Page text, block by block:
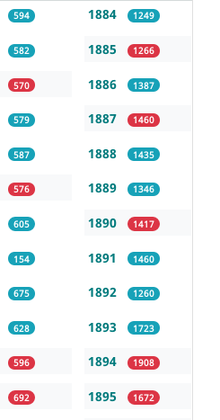
594
582
570
579
587
576
605
154
675
628
596
692
1884 1249
1885 1266
1886 1387
1887 1460
1888 1435
1889 1346
1890 1417
1891 1460
1892 1260
1893 1723
1894 1908
1895 1672